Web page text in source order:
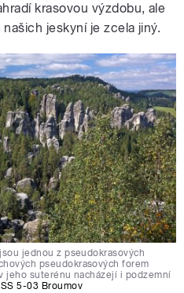
krasovou výzdobu, ale
jeskyní je zcela jiný.
jednou z pseudokrasových
pseudokrasových forem
jeho suterénu nacházejí i podzemní
5-03 Broumov